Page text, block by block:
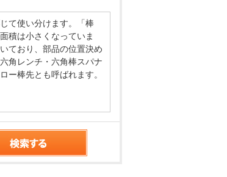
て使い分けます。「棒
積は小さくなっていま
ており、部品の位置決め
角レンチ・六角棒スパナ
ー棒先とも呼ばれます。